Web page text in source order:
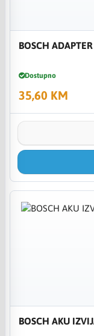
BOSCH
Dostupno
35,60 KM
BOSCH AKU